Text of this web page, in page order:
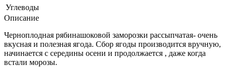
Углеводы
Описание
Черноплодная рябинашоковой заморозки рассыпчатая- очень
вкусная и полезная ягода. Сбор ягоды производится вручную,
начинается с середины осени и продолжается , даже когда
встали морозы.